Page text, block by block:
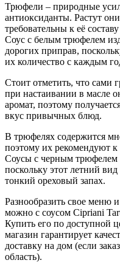
Трюфели – природные
антиоксиданты. Растут
требовательны к её
Соус с белым трюфелем
дорогих приправ,
их количество с каждым
Стоит отметить, что сами
при настаивании в масле
аромат, поэтому
вкус привычных блюд.
В трюфелях содержится
поэтому их рекомендуют
Соусы с черным трюфелем
поскольку этот летний
тонкий ореховый запах.
Разнообразить свое меню
можно с соусом Cipriani
Купить его по доступной
магазин гарантирует
доставку на дом (если
область).